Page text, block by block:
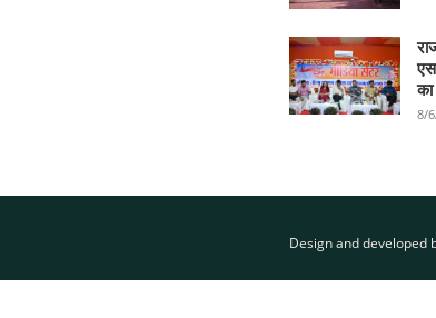
8/
Design and developed